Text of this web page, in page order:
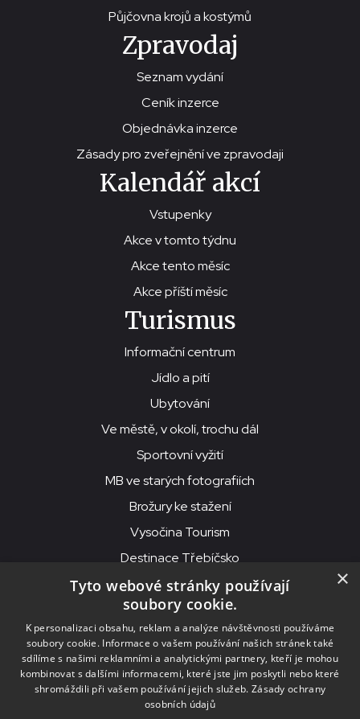
Půjčovna krojů a kostýmů
Zpravodaj
Seznam vydání
Ceník inzerce
Objednávka inzerce
Zásady pro zveřejnění ve zpravodaji
Kalendář akcí
Vstupenky
Akce v tomto týdnu
Akce tento měsíc
Akce příští měsíc
Turismus
Informační centrum
Jídlo a pití
Ubytování
Ve městě, v okolí, trochu dál
Sportovní vyžití
MB ve starých fotografiích
Brožury ke stažení
Vysočina Tourism
Destinace Třebíčsko
© 2026MKS Beseda Mor. Budějovice
MKS Beseda, příspěvková organizace, Purcnerova 62, 676 02
Moravské Budějovice
IČO: 00091758, DIČ: CZ00091758, ID datové schránky: chjn2kd
×
Tyto webové stránky používají
soubory cookie.
K personalizaci obsahu, reklam a analýze návštěvnosti používáme
soubory cookie. Informace o vašem používání našich stránek také
sdílíme s našimi reklamními a analytickými partnery, kteří je mohou
kombinovat s dalšími informacemi, které jste jim poskytli nebo které
shromáždili při vašem používání jejich služeb. Zásady ochrany
osobních údajů